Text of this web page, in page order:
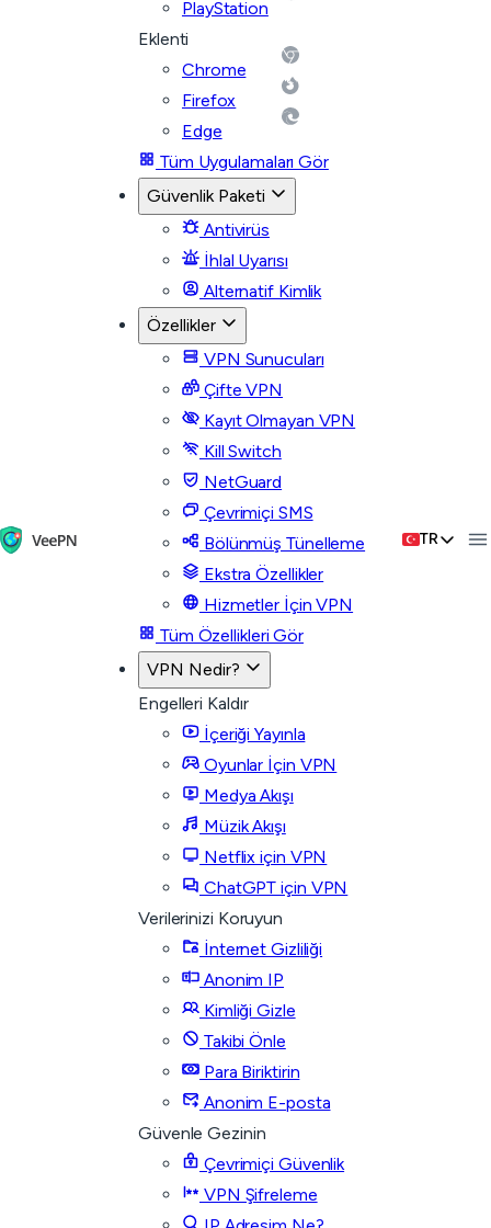
PlayStation
Eklenti
Chrome
Firefox
Edge
Tüm Uygulamaları Gör
Güvenlik Paketi
Antivirüs
İhlal Uyarısı
Alternatif Kimlik
Özellikler
VPN Sunucuları
Çifte VPN
Kayıt Olmayan VPN
Kill Switch
NetGuard
Çevrimiçi SMS
Bölünmüş Tünelleme
Ekstra Özellikler
Hizmetler İçin VPN
Tüm Özellikleri Gör
VPN Nedir?
Engelleri Kaldır
İçeriği Yayınla
Oyunlar İçin VPN
Medya Akışı
Müzik Akışı
Netflix için VPN
ChatGPT için VPN
Verilerinizi Koruyun
İnternet Gizliliği
Anonim IP
Kimliği Gizle
Takibi Önle
Para Biriktirin
Anonim E-posta
Güvenle Gezinin
Çevrimiçi Güvenlik
VPN Şifreleme
TR